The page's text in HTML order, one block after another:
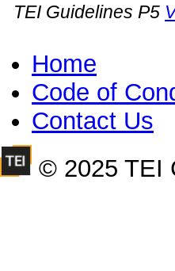
TEI Guidelines P5
Home
Code of
Contact Us
© 2025 TEI